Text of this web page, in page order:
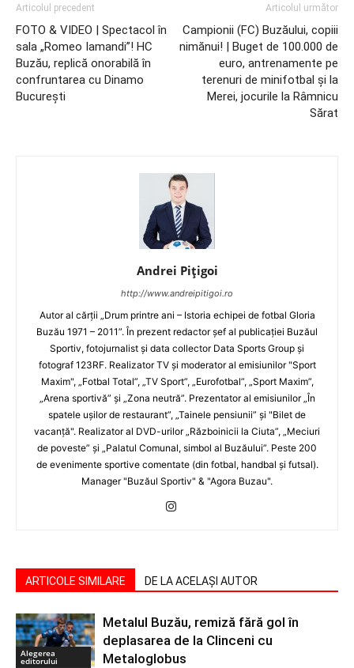
Articolul precedent
FOTO & VIDEO | Spectacol în
sala „Romeo Iamandi”! HC
Buzău, replică onorabilă în
confruntarea cu Dinamo
Bucureşti
Articolul următor
Campionii (FC) Buzăului, copiii
nimănui! | Buget de 100.000 de
euro, antrenamente pe
terenuri de minifotbal şi la
Merei, jocurile la Râmnicu
Sărat
Andrei Pițigoi
http://www.andreipitigoi.ro
Autor al cărţii „Drum printre ani – Istoria echipei de fotbal Gloria
Buzău 1971 – 2011”. În prezent redactor şef al publicaţiei Buzăul
Sportiv, fotojurnalist şi data collector Data Sports Group şi
fotograf 123RF. Realizator TV şi moderator al emisiunilor "Sport
Maxim", „Fotbal Total”, „TV Sport”, „Eurofotbal”, „Sport Maxim”,
„Arena sportivă” şi „Zona neutră”. Prezentator al emisiunilor „În
spatele uşilor de restaurant”, „Tainele pensiunii” şi "Bilet de
vacanţă". Realizator al DVD-urilor „Războinicii la Ciuta”, „Meciuri
de poveste” şi „Palatul Comunal, simbol al Buzăului”. Peste 200
de evenimente sportive comentate (din fotbal, handbal şi futsal).
Manager "Buzăul Sportiv" & "Agora Buzau".
ARTICOLE SIMILARE DE LA ACELAȘI AUTOR
Alegerea
editorului
Metalul Buzău, remiză fără gol în
deplasarea de la Clinceni cu
Metaloglobus